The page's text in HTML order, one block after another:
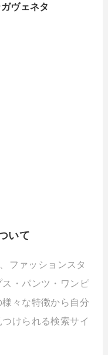
ヴェネタ
いて
ファッションスタ
・パンツ・ワンピ
々な特徴から自分
けられる検索サイ